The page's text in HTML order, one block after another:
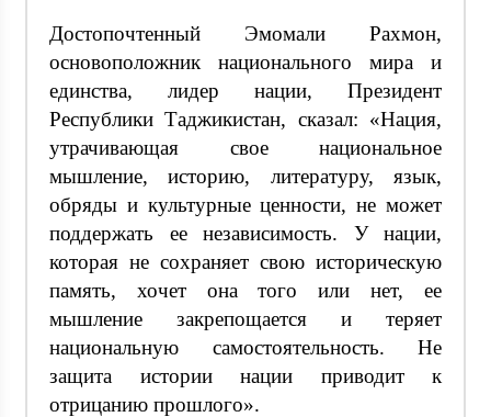
Достопочтенный Эмомали Рахмон,
основоположник национального мира и
единства, лидер нации, Президент
Республики Таджикистан, сказал: «Нация,
утрачивающая свое национальное
мышление, историю, литературу, язык,
обряды и культурные ценности, не может
поддержать ее независимость. У нации,
которая не сохраняет свою историческую
память, хочет она того или нет, ее
мышление закрепощается и теряет
национальную самостоятельность. Не
защита истории нации приводит к
отрицанию прошлого».